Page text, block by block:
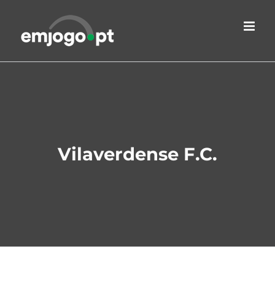
content
Vilaverdense F.C.